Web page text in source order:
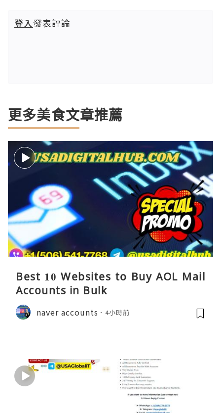
登入發表評論
更多美食文章推薦
Best 10 Websites to Buy AOL Mail
Accounts in Bulk
naver accounts 4小時前